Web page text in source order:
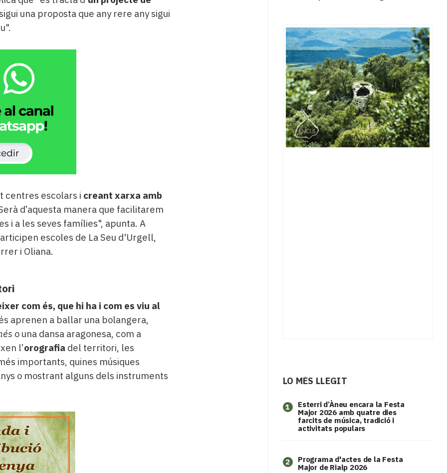
una proposta que any rere any sigui
centres escolars i creant xarxa amb
d’aquesta manera que facilitarem
i a les seves famílies", apunta. A
escoles de La Seu d'Urgell,
i Oliana.
com és, que hi ha i com es viu al
aprenen a ballar una bolangera,
o una dansa aragonesa, com a
l’orografia del territori, les
importants, quines músiques
o mostrant alguns dels instruments
LO MÉS LLEGIT
1
Esterri d’Àneu encara la Festa
Major 2026 amb quatre dies
farcits de música, tradició i
activitats populars
2
Programa d'actes de la Festa
Major de Rialp 2026